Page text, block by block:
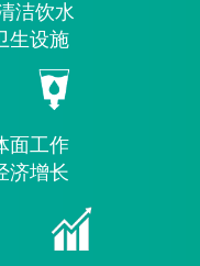
洁饮水
生设施
工作
济增长